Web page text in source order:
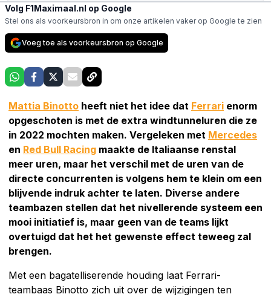
Volg F1Maximaal.nl op Google
Stel ons als voorkeursbron in om onze artikelen vaker op Google te zien
Voeg toe als voorkeursbron op Google
Mattia Binotto heeft niet het idee dat Ferrari enorm
opgeschoten is met de extra windtunneluren die ze
in 2022 mochten maken. Vergeleken met Mercedes
en Red Bull Racing maakte de Italiaanse renstal
meer uren, maar het verschil met de uren van de
directe concurrenten is volgens hem te klein om een
blijvende indruk achter te laten. Diverse andere
teambazen stellen dat het nivellerende systeem een
mooi initiatief is, maar geen van de teams lijkt
overtuigd dat het het gewenste effect teweeg zal
brengen.
Met een bagatelliserende houding laat Ferrari-
teambaas Binotto zich uit over de wijzigingen ten